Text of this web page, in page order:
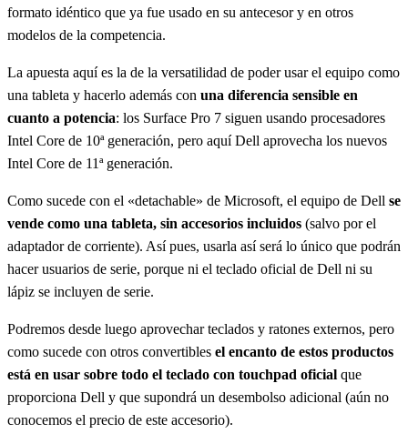
formato idéntico que ya fue usado en su antecesor y en otros
modelos de la competencia.
La apuesta aquí es la de la versatilidad de poder usar el equipo como
una tableta y hacerlo además con una diferencia sensible en
cuanto a potencia: los Surface Pro 7 siguen usando procesadores
Intel Core de 10ª generación, pero aquí Dell aprovecha los nuevos
Intel Core de 11ª generación.
Como sucede con el «detachable» de Microsoft, el equipo de Dell se
vende como una tableta, sin accesorios incluidos (salvo por el
adaptador de corriente). Así pues, usarla así será lo único que podrán
hacer usuarios de serie, porque ni el teclado oficial de Dell ni su
lápiz se incluyen de serie.
Podremos desde luego aprovechar teclados y ratones externos, pero
como sucede con otros convertibles el encanto de estos productos
está en usar sobre todo el teclado con touchpad oficial que
proporciona Dell y que supondrá un desembolso adicional (aún no
conocemos el precio de este accesorio).